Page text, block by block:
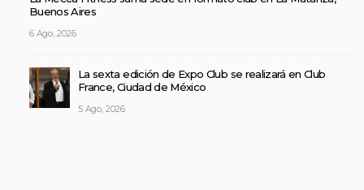
Buenos Aires
6 Ago, 2026
La sexta edición de Expo Club se realizará en Club
France, Ciudad de México
5 Ago, 2026